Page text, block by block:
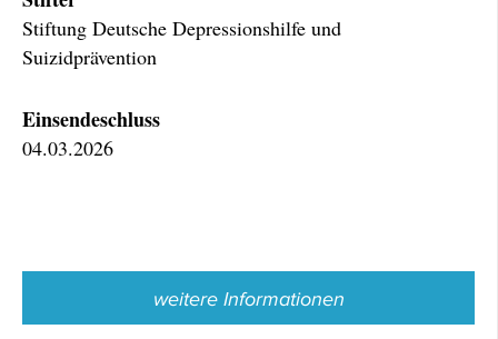
Stiftung Deutsche Depressionshilfe und
Suizidprävention
Einsendeschluss
04.03.2026
weitere Informationen